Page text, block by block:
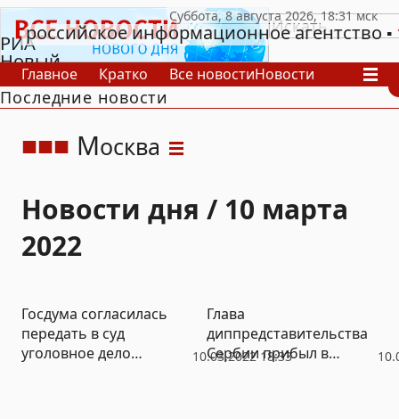
РИА
Новый
День
российское информационное агентство
Главное Кратко Все новостиНовости
В России
В мире
Последние новости
Москва
Новости дня / 10 марта
2022
10.03.2022 18:33
Госдума согласилась
передать в суд
уголовное дело
Глава
диппредставительства
Сербии прибыл в